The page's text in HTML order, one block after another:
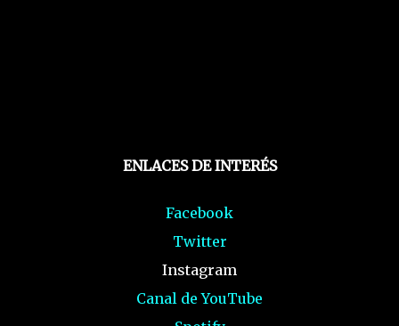
ENLACES DE INTERÉS
Facebook
Twitter
Instagram
Canal de YouTube